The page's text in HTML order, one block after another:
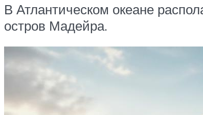
В Атлантическом океане
остров Мадейра.